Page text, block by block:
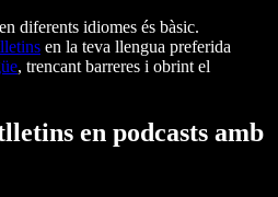
diferents idiomes és bàsic.
en la teva llengua preferida
, trencant barreres i obrint el
en podcasts amb